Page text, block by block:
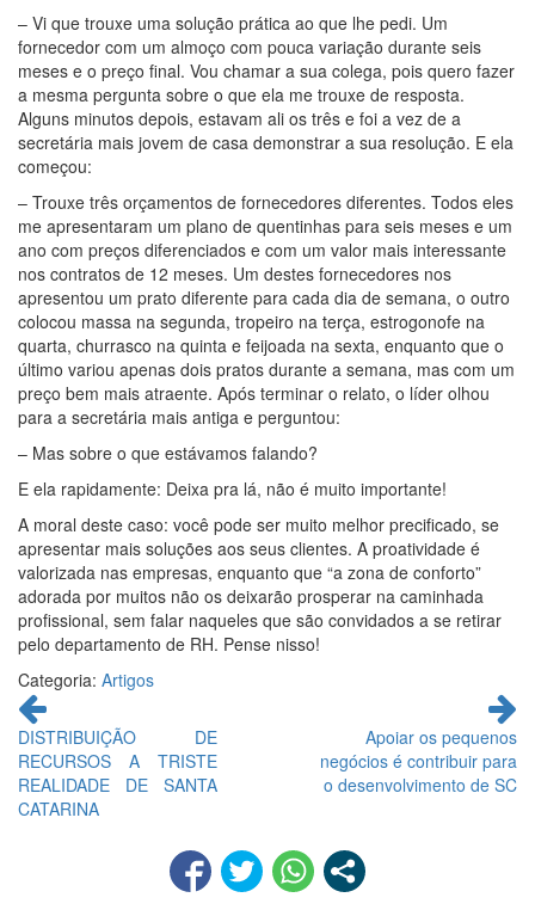
– Vi que trouxe uma solução prática ao que lhe pedi. Um
fornecedor com um almoço com pouca variação durante seis
meses e o preço final. Vou chamar a sua colega, pois quero fazer
a mesma pergunta sobre o que ela me trouxe de resposta.
Alguns minutos depois, estavam ali os três e foi a vez de a
secretária mais jovem de casa demonstrar a sua resolução. E ela
começou:
– Trouxe três orçamentos de fornecedores diferentes. Todos eles
me apresentaram um plano de quentinhas para seis meses e um
ano com preços diferenciados e com um valor mais interessante
nos contratos de 12 meses. Um destes fornecedores nos
apresentou um prato diferente para cada dia de semana, o outro
colocou massa na segunda, tropeiro na terça, estrogonofe na
quarta, churrasco na quinta e feijoada na sexta, enquanto que o
último variou apenas dois pratos durante a semana, mas com um
preço bem mais atraente. Após terminar o relato, o líder olhou
para a secretária mais antiga e perguntou:
– Mas sobre o que estávamos falando?
E ela rapidamente: Deixa pra lá, não é muito importante!
A moral deste caso: você pode ser muito melhor precificado, se
apresentar mais soluções aos seus clientes. A proatividade é
valorizada nas empresas, enquanto que “a zona de conforto”
adorada por muitos não os deixarão prosperar na caminhada
profissional, sem falar naqueles que são convidados a se retirar
pelo departamento de RH. Pense nisso!
Categoria: Artigos
Continue
lendo
DISTRIBUIÇÃO DE
RECURSOS A TRISTE
REALIDADE DE SANTA
CATARINA
Apoiar os pequenos
negócios é contribuir para
o desenvolvimento de SC